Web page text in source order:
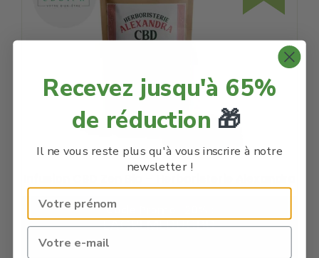
Code Promo -20% :
LACREMEDUCBD
Recevez jusqu'à 65%
de réduction 🎁
Il ne vous reste plus qu'à vous inscrire à notre
newsletter !